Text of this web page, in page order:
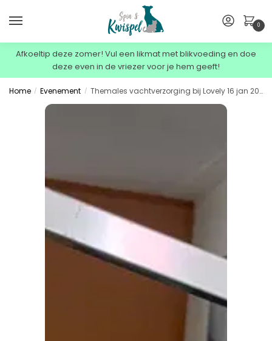
0
Afkoeltip deze zomer! Vul een likmat met blikvoeding en doe
deze even in de vriezer voor je hem geeft!
Home / Evenement / Themales vachtverzorging bij Lovely 16 jan 20:00